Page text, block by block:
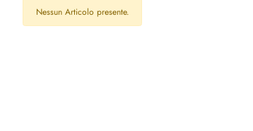
Nessun Articolo presente.